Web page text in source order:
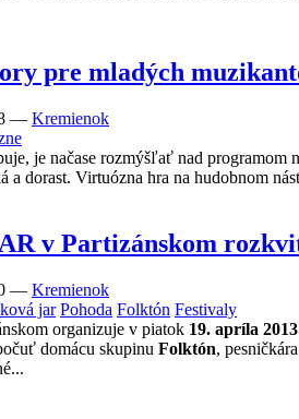
pre mladých
— Kremienok
je načase rozmýšľať nad
a dorast. Virtuózna hra na hudobnom
v Partizánskom
— Kremienok
jar Pohoda Folktón Festivaly
organizuje v piatok 19. apríla 2013
domácu skupinu Folktón, pesničkára